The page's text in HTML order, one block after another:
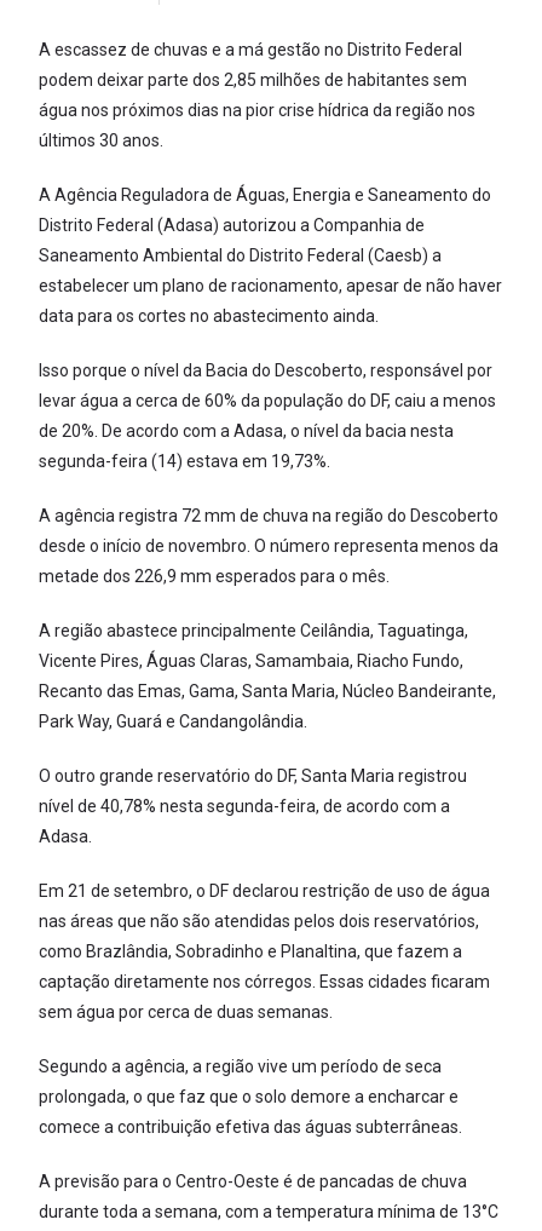
A escassez de chuvas e a má gestão no Distrito Federal
podem deixar parte dos 2,85 milhões de habitantes sem
água nos próximos dias na pior crise hídrica da região nos
últimos 30 anos.
A Agência Reguladora de Águas, Energia e Saneamento do
Distrito Federal (Adasa) autorizou a Companhia de
Saneamento Ambiental do Distrito Federal (Caesb) a
estabelecer um plano de racionamento, apesar de não haver
data para os cortes no abastecimento ainda.
Isso porque o nível da Bacia do Descoberto, responsável por
levar água a cerca de 60% da população do DF, caiu a menos
de 20%. De acordo com a Adasa, o nível da bacia nesta
segunda-feira (14) estava em 19,73%.
A agência registra 72 mm de chuva na região do Descoberto
desde o início de novembro. O número representa menos da
metade dos 226,9 mm esperados para o mês.
A região abastece principalmente Ceilândia, Taguatinga,
Vicente Pires, Águas Claras, Samambaia, Riacho Fundo,
Recanto das Emas, Gama, Santa Maria, Núcleo Bandeirante,
Park Way, Guará e Candangolândia.
O outro grande reservatório do DF, Santa Maria registrou
nível de 40,78% nesta segunda-feira, de acordo com a
Adasa.
Em 21 de setembro, o DF declarou restrição de uso de água
nas áreas que não são atendidas pelos dois reservatórios,
como Brazlândia, Sobradinho e Planaltina, que fazem a
captação diretamente nos córregos. Essas cidades ficaram
sem água por cerca de duas semanas.
Segundo a agência, a região vive um período de seca
prolongada, o que faz que o solo demore a encharcar e
comece a contribuição efetiva das águas subterrâneas.
A previsão para o Centro-Oeste é de pancadas de chuva
durante toda a semana, com a temperatura mínima de 13°C